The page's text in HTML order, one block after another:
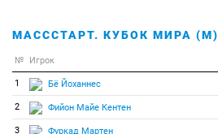
МАСССТАРТ. КУБОК МИРА (М)
№ Игрок
1 Бё Йоханнес
2 Фийон Майе Кентен
3 Фуркад Мартен